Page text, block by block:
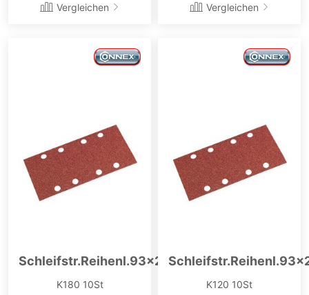
Vergleichen Vergleichen
Schleifstr.Reihenl.93x230
K180 10St K120 10St